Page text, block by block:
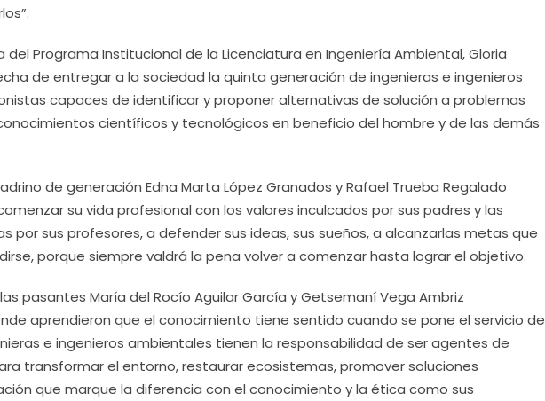
del Programa Institucional de la Licenciatura en Ingeniería Ambiental, Gloria
de entregar a la sociedad la quinta generación de ingenieras e ingenieros
capaces de identificar y proponer alternativas de solución a problemas
científicos y tecnológicos en beneficio del hombre y de las demás
de generación Edna Marta López Granados y Rafael Trueba Regalado
su vida profesional con los valores inculcados por sus padres y las
por sus profesores, a defender sus ideas, sus sueños, a alcanzarlas metas que
porque siempre valdrá la pena volver a comenzar hasta lograr el objetivo.
pasantes María del Rocío Aguilar García y Getsemaní Vega Ambriz
aprendieron que el conocimiento tiene sentido cuando se pone el servicio de
e ingenieros ambientales tienen la responsabilidad de ser agentes de
transformar el entorno, restaurar ecosistemas, promover soluciones
que marque la diferencia con el conocimiento y la ética como sus